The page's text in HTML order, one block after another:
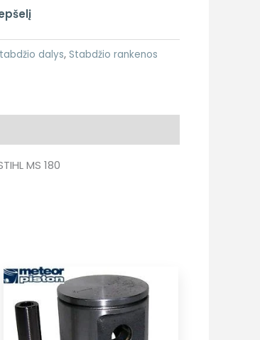
dalys, Stabdžio rankenos
MS 180